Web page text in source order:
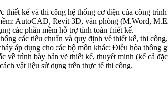
kế và thi công hệ thống cơ điện của công trình
AutoCAD, Revit 3D, văn phòng (M.Word,
các phần mềm hỗ trợ tính toán thiết kế.
các tiêu chuẩn và quy định về thiết kế, thi
áp dụng cho các bộ môn khác: Điều hòa
về trình bày bản vẽ thiết kế, thuyết minh (kể cả
vật liệu sử dụng trên thực tế thi công.